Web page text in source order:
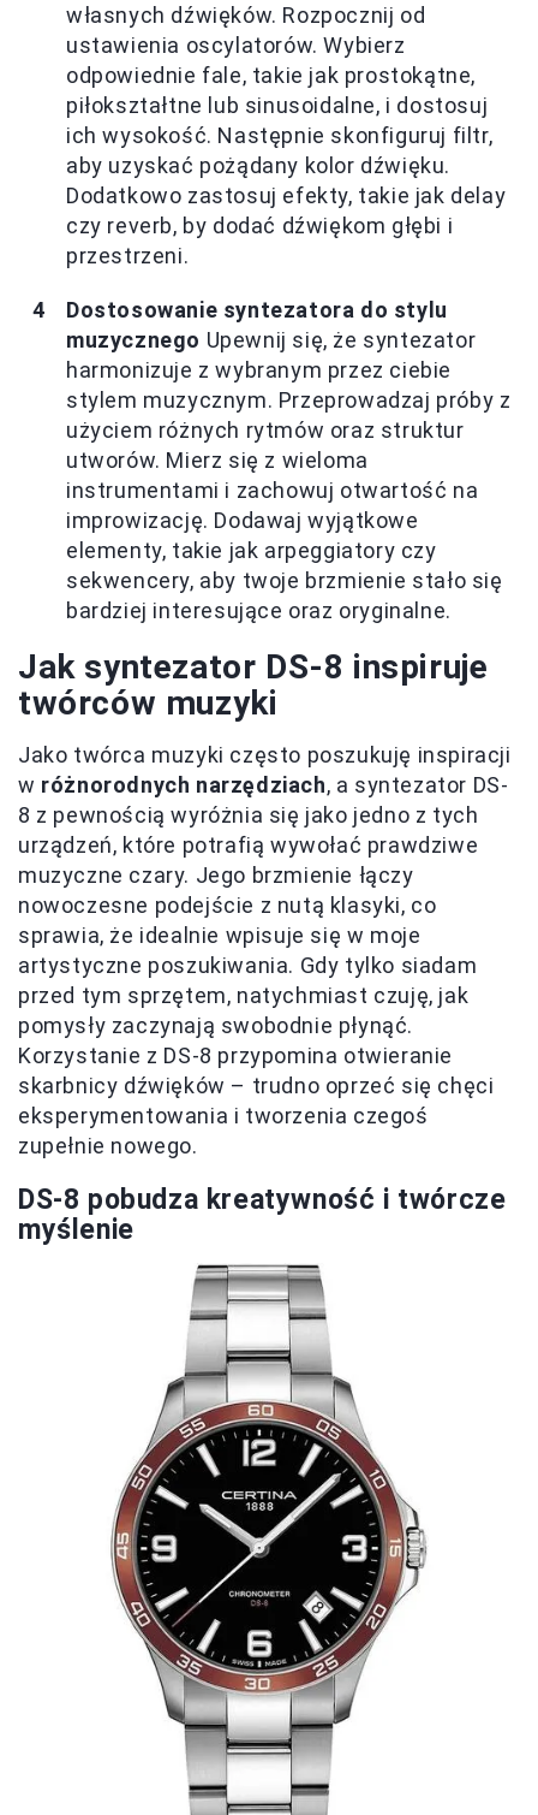
własnych dźwięków. Rozpocznij od
ustawienia oscylatorów. Wybierz
odpowiednie fale, takie jak prostokątne,
piłokształtne lub sinusoidalne, i dostosuj
ich wysokość. Następnie skonfiguruj filtr,
aby uzyskać pożądany kolor dźwięku.
Dodatkowo zastosuj efekty, takie jak delay
czy reverb, by dodać dźwiękom głębi i
przestrzeni.
Dostosowanie syntezatora do stylu
muzycznego Upewnij się, że syntezator
harmonizuje z wybranym przez ciebie
stylem muzycznym. Przeprowadzaj próby z
użyciem różnych rytmów oraz struktur
utworów. Mierz się z wieloma
instrumentami i zachowuj otwartość na
improwizację. Dodawaj wyjątkowe
elementy, takie jak arpeggiatory czy
sekwencery, aby twoje brzmienie stało się
bardziej interesujące oraz oryginalne.
Jak syntezator DS-8 inspiruje
twórców muzyki
Jako twórca muzyki często poszukuję inspiracji
w różnorodnych narzędziach, a syntezator DS-
8 z pewnością wyróżnia się jako jedno z tych
urządzeń, które potrafią wywołać prawdziwe
muzyczne czary. Jego brzmienie łączy
nowoczesne podejście z nutą klasyki, co
sprawia, że idealnie wpisuje się w moje
artystyczne poszukiwania. Gdy tylko siadam
przed tym sprzętem, natychmiast czuję, jak
pomysły zaczynają swobodnie płynąć.
Korzystanie z DS-8 przypomina otwieranie
skarbnicy dźwięków – trudno oprzeć się chęci
eksperymentowania i tworzenia czegoś
zupełnie nowego.
DS-8 pobudza kreatywność i twórcze
myślenie